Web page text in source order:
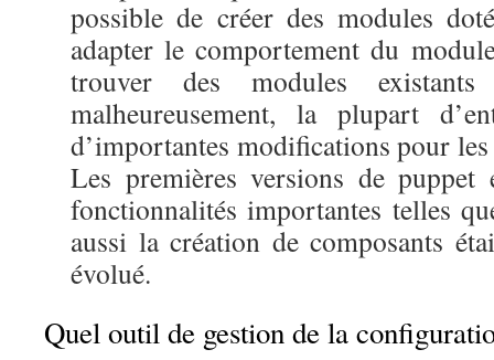
possible de créer des modules
adapter le comportement du
trouver des modules
malheureusement, la plupart
d’importantes modifications pour
Les premières versions de puppet
fonctionnalités importantes telles
aussi la création de composants
évolué.
Quel outil de gestion de la